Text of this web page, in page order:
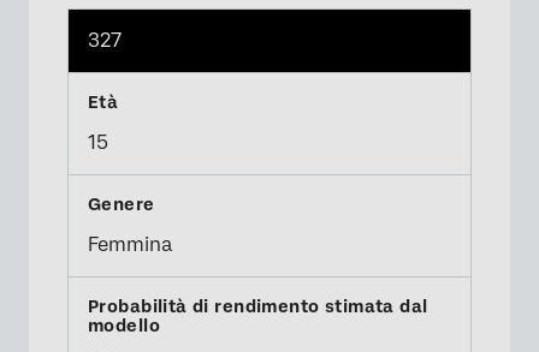
327
15
Femmina